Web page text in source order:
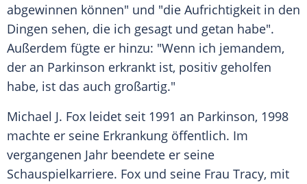
abgewinnen können" und "die Aufrichtigkeit in den
Dingen sehen, die ich gesagt und getan habe".
Außerdem fügte er hinzu: "Wenn ich jemandem,
der an Parkinson erkrankt ist, positiv geholfen
habe, ist das auch großartig."
Michael J. Fox leidet seit 1991 an Parkinson, 1998
machte er seine Erkrankung öffentlich. Im
vergangenen Jahr beendete er seine
Schauspielkarriere. Fox und seine Frau Tracy, mit